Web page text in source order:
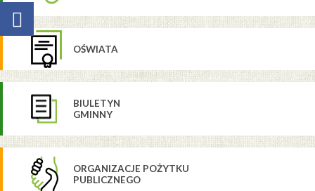
OŚWIATA
BIULETYN
GMINNY
ORGANIZACJE POŻYTKU
PUBLICZNEGO